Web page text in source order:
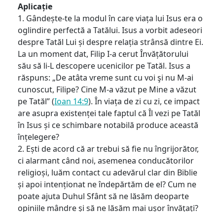
Aplicație
1. Gândește-te la modul în care viața lui Isus era o
oglindire perfectă a Tatălui. Isus a vorbit adeseori
despre Tatăl Lui și despre relația strânsă dintre Ei.
La un moment dat, Filip I-a cerut Învățătorului
său să li-L descopere ucenicilor pe Tatăl. Isus a
răspuns: „De atâta vreme sunt cu voi şi nu M-ai
cunoscut, Filipe? Cine M-a văzut pe Mine a văzut
pe Tatăl” (Ioan 14:9). În viața de zi cu zi, ce impact
are asupra existenței tale faptul că Îl vezi pe Tatăl
în Isus și ce schimbare notabilă produce această
înțelegere?
2. Ești de acord că ar trebui să fie nu îngrijorător,
ci alarmant când noi, asemenea conducătorilor
religioși, luăm contact cu adevărul clar din Biblie
și apoi intenționat ne îndepărtăm de el? Cum ne
poate ajuta Duhul Sfânt să ne lăsăm deoparte
opiniile mândre și să ne lăsăm mai ușor învățați?